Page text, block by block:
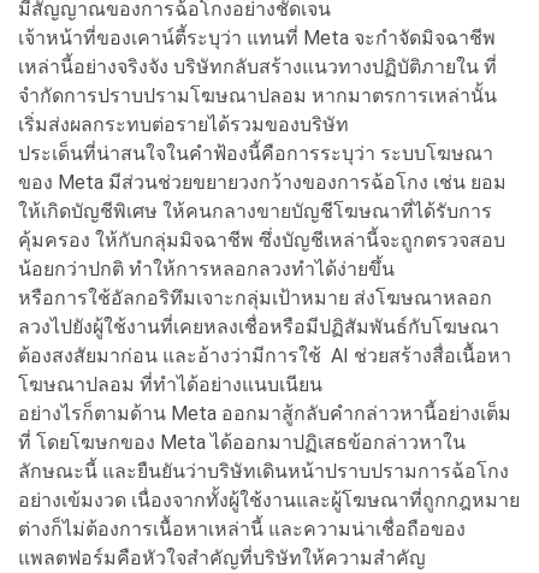
มีสัญญาณของการฉ้อโกงอย่างชัดเจน
เจ้าหน้าที่ของเคาน์ตี้ระบุว่า แทนที่ Meta จะกำจัดมิจฉาชีพ
เหล่านี้อย่างจริงจัง บริษัทกลับสร้างแนวทางปฏิบัติภายใน ที่
จำกัดการปราบปรามโฆษณาปลอม หากมาตรการเหล่านั้น
เริ่มส่งผลกระทบต่อรายได้รวมของบริษัท
ประเด็นที่น่าสนใจในคำฟ้องนี้คือการระบุว่า ระบบโฆษณา
ของ Meta มีส่วนช่วยขยายวงกว้างของการฉ้อโกง เช่น ยอม
ให้เกิดบัญชีพิเศษ ให้คนกลางขายบัญชีโฆษณาที่ได้รับการ
คุ้มครอง ให้กับกลุ่มมิจฉาชีพ ซึ่งบัญชีเหล่านี้จะถูกตรวจสอบ
น้อยกว่าปกติ ทำให้การหลอกลวงทำได้ง่ายขึ้น
หรือการใช้อัลกอริทึมเจาะกลุ่มเป้าหมาย ส่งโฆษณาหลอก
ลวงไปยังผู้ใช้งานที่เคยหลงเชื่อหรือมีปฏิสัมพันธ์กับโฆษณา
ต้องสงสัยมาก่อน และอ้างว่ามีการใช้ AI ช่วยสร้างสื่อเนื้อหา
โฆษณาปลอม ที่ทำได้อย่างแนบเนียน
อย่างไรก็ตามด้าน Meta ออกมาสู้กลับคำกล่าวหานี้อย่างเต็ม
ที่ โดยโฆษกของ Meta ได้ออกมาปฏิเสธข้อกล่าวหาใน
ลักษณะนี้ และยืนยันว่าบริษัทเดินหน้าปราบปรามการฉ้อโกง
อย่างเข้มงวด เนื่องจากทั้งผู้ใช้งานและผู้โฆษณาที่ถูกกฎหมาย
ต่างก็ไม่ต้องการเนื้อหาเหล่านี้ และความน่าเชื่อถือของ
แพลตฟอร์มคือหัวใจสำคัญที่บริษัทให้ความสำคัญ